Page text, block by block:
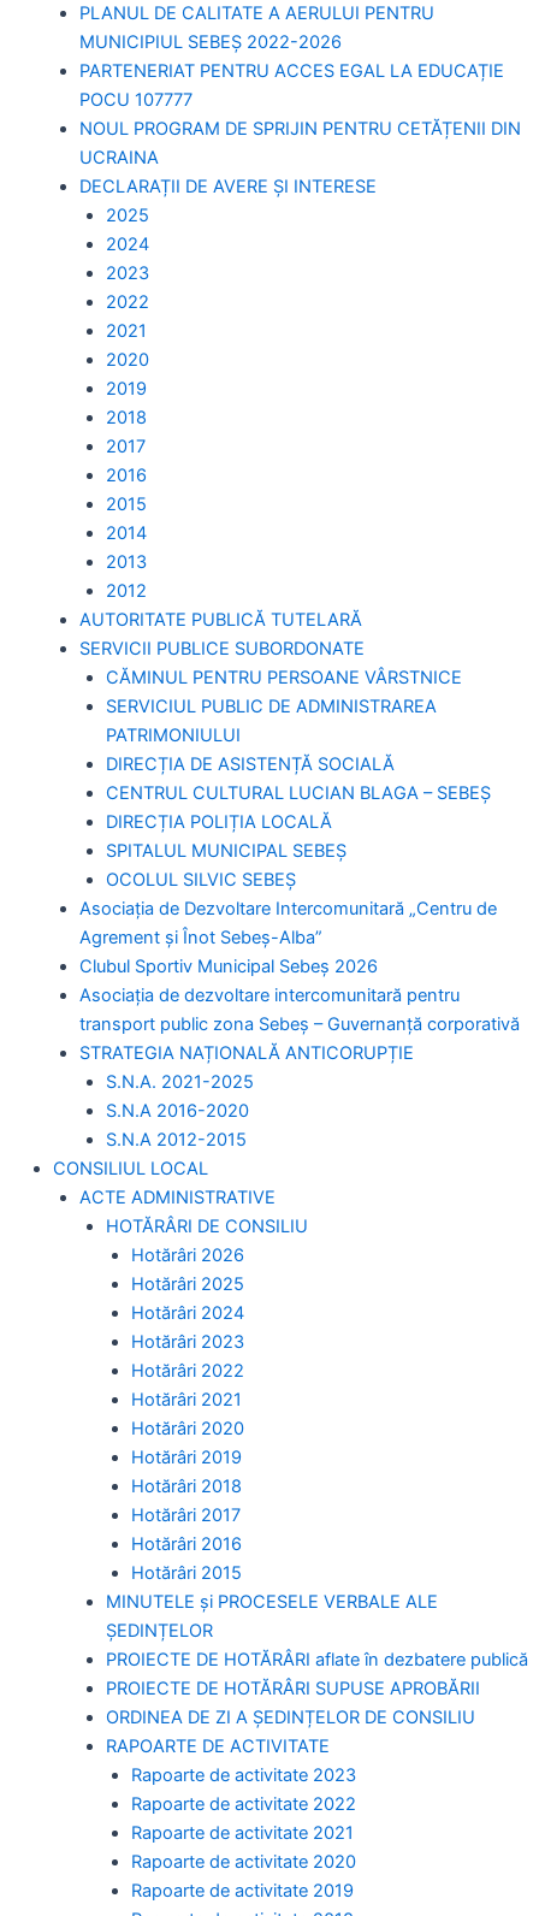
PLANUL DE CALITATE A AERULUI PENTRU
MUNICIPIUL SEBEȘ 2022-2026
PARTENERIAT PENTRU ACCES EGAL LA EDUCAȚIE
POCU 107777
NOUL PROGRAM DE SPRIJIN PENTRU CETĂȚENII DIN
UCRAINA
DECLARAȚII DE AVERE ȘI INTERESE
2025
2024
2023
2022
2021
2020
2019
2018
2017
2016
2015
2014
2013
2012
AUTORITATE PUBLICĂ TUTELARĂ
SERVICII PUBLICE SUBORDONATE
CĂMINUL PENTRU PERSOANE VÂRSTNICE
SERVICIUL PUBLIC DE ADMINISTRAREA
PATRIMONIULUI
DIRECȚIA DE ASISTENȚĂ SOCIALĂ
CENTRUL CULTURAL LUCIAN BLAGA – SEBEȘ
DIRECȚIA POLIȚIA LOCALĂ
SPITALUL MUNICIPAL SEBEȘ
OCOLUL SILVIC SEBEȘ
Asociația de Dezvoltare Intercomunitară „Centru de
Agrement și Înot Sebeș-Alba”
Clubul Sportiv Municipal Sebeș 2026
Asociația de dezvoltare intercomunitară pentru
transport public zona Sebeș – Guvernanță corporativă
STRATEGIA NAȚIONALĂ ANTICORUPȚIE
S.N.A. 2021-2025
S.N.A 2016-2020
S.N.A 2012-2015
CONSILIUL LOCAL
ACTE ADMINISTRATIVE
HOTĂRÂRI DE CONSILIU
Hotărâri 2026
Hotărâri 2025
Hotărâri 2024
Hotărâri 2023
Hotărâri 2022
Hotărâri 2021
Hotărâri 2020
Hotărâri 2019
Hotărâri 2018
Hotărâri 2017
Hotărâri 2016
Hotărâri 2015
MINUTELE și PROCESELE VERBALE ALE
ȘEDINȚELOR
PROIECTE DE HOTĂRÂRI aflate în dezbatere publică
PROIECTE DE HOTĂRÂRI SUPUSE APROBĂRII
ORDINEA DE ZI A ȘEDINȚELOR DE CONSILIU
RAPOARTE DE ACTIVITATE
Rapoarte de activitate 2023
Rapoarte de activitate 2022
Rapoarte de activitate 2021
Rapoarte de activitate 2020
Rapoarte de activitate 2019